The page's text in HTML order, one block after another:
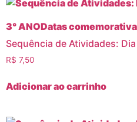
3° ANODatas
Sequência de Atividades:
R$ 7,50
Adicionar ao carrinho